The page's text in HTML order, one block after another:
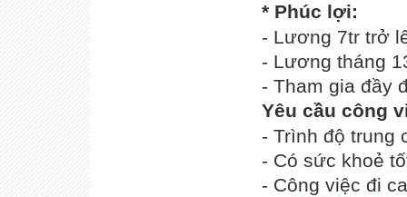
* Phúc lợi:
- Lương 7tr trở
- Lương tháng
- Tham gia đầy
Yêu cầu công
- Trình độ
- Có sức khoẻ
- Công việc đi